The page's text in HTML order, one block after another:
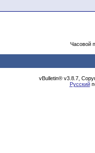
Часовой
vBulletin® v3.8.7,
Русский